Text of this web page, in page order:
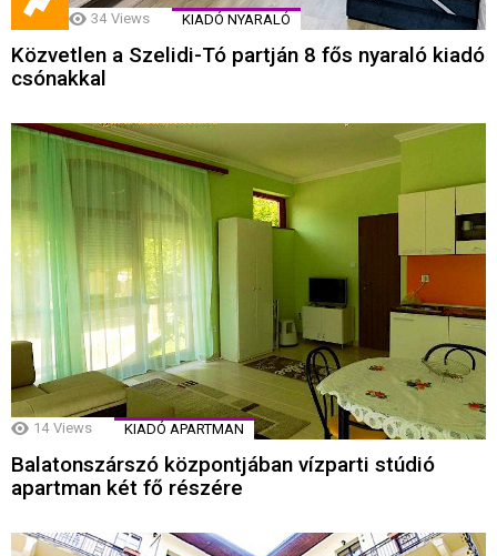
34 Views KIADÓ NYARALÓ
Közvetlen a Szelidi-Tó partján 8 fős nyaraló kiadó
csónakkal
14 Views KIADÓ APARTMAN
Balatonszárszó központjában vízparti stúdió
apartman két fő részére